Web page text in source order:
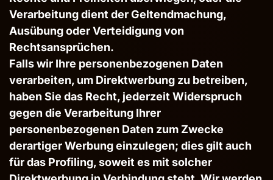
Verarbeitung dient der Geltendmachung,
Ausübung oder Verteidigung von
Rechtsansprüchen.
Falls wir Ihre personenbezogenen Daten
verarbeiten, um Direktwerbung zu betreiben,
haben Sie das Recht, jederzeit Widerspruch
gegen die Verarbeitung Ihrer
personenbezogenen Daten zum Zwecke
derartiger Werbung einzulegen; dies gilt auch
für das Profiling, soweit es mit solcher